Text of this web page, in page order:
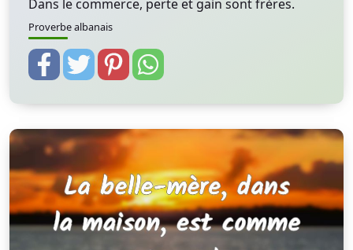
Dans le commerce, perte et gain sont frères.
Proverbe albanais